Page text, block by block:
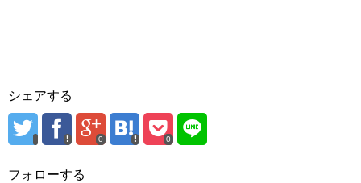
シェアする
0 0
フォローする